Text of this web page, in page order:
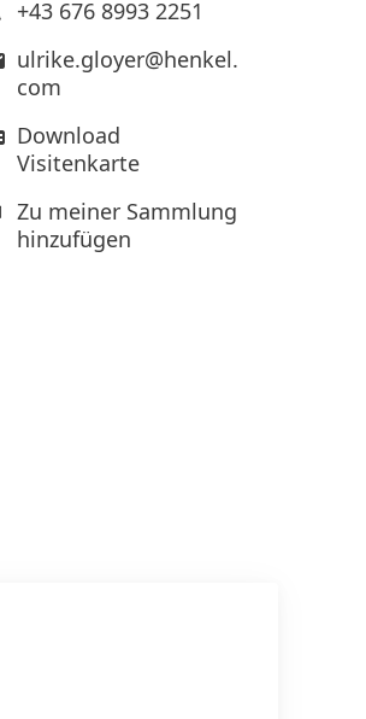
+43 676 8993 2251
ulrike.gloyer@henkel.
com
Download
Visitenkarte
Zu meiner Sammlung
hinzufügen